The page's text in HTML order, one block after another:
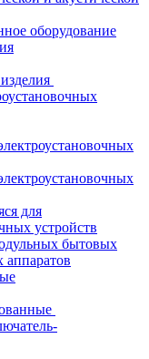
оборудование
для
устройств
бытовых